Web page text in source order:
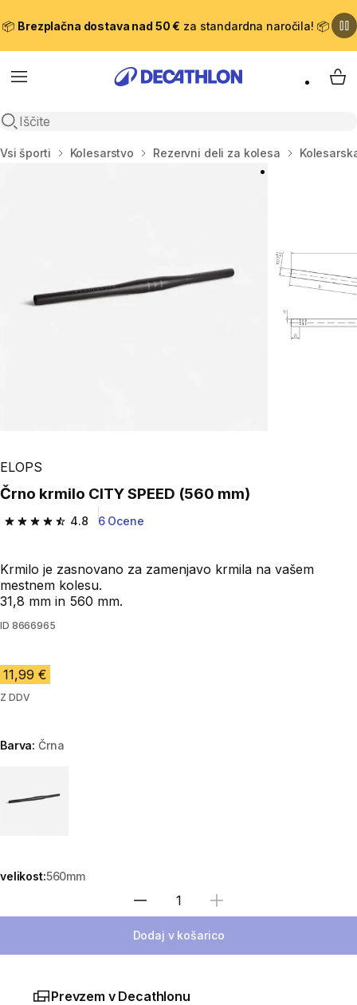
📦 Brezplačna dostava nad 50 € za standardna naročila! 📦
Meni
Odpri iskanje
Domov
Vsi športi Kolesarstvo Rezervni deli za kolesa
ELOPS
Črno krmilo CITY SPEED (560 mm)
4.8
4.8 od 5 zvezdic from 6 ocene
6 Ocene
Krmilo je zasnovano za zamenjavo krmila na vašem
mestnem kolesu.
31,8 mm in 560 mm.
ID 8666965
11,99 €
Z DDV
Barva:Črna
velikost:560mm
Izberite količino
Dodaj v košarico
Prevzem v Decathlonu